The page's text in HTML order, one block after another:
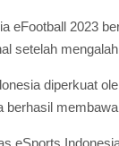
eFootball 2023
setelah
diperkuat
berhasil
eSports